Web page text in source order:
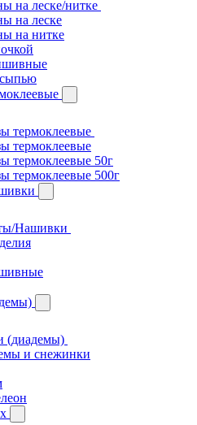
на леске/нитке
на леске
на нитке
термоклеевые
термоклеевые
термоклеевые 50г
термоклеевые 500г
Нашивки
(диадемы)
и снежинки